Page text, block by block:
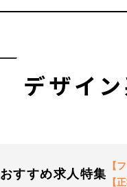
デザイ
おすすめ求人特集
【
【